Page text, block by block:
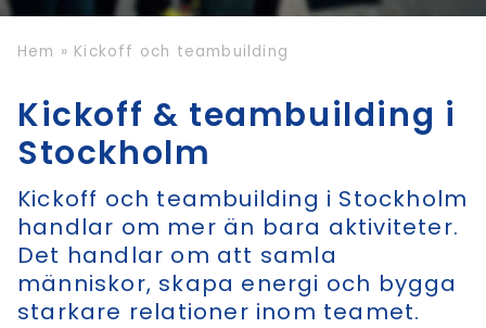
Hem » Kickoff och teambuilding
Kickoff & teambuilding i
Stockholm
Kickoff och teambuilding i Stockholm
handlar om mer än bara aktiviteter.
Det handlar om att samla
människor, skapa energi och bygga
starkare relationer inom teamet.